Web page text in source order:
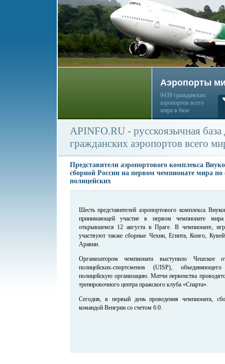
Аэропорты
9439 гражданских
аэропортов всего
мира в базе
APINFO.RU - русскоязычная
гражданских аэропортов всего
Представители аэропортового комплекса
сборной России на первом чемпионате мира по
полицейских
Шесть представителей аэропортового комплекса
принимающей участие в первом чемпионате
открывшемся 12 августа в Праге. В чемпионате,
участвуют также сборные Чехии, Египта, Конго,
Аравии.
Организатором чемпионата выступило Чешское
полицейских-спортсменов (UISP),
полицейскую организацию. Матчи первенства
тренировочного центра пражского клуба «Спарта».
Сегодня, в первый день проведения чемпионата,
командой Венгрии со счетом 6:0.